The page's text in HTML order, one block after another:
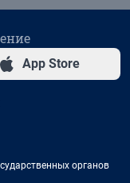
App Store
органов